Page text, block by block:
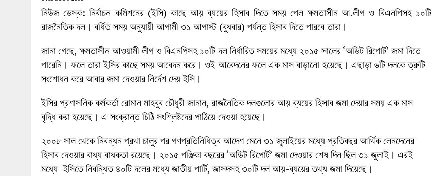
27 MAY 2026 | লোহাগড়ায় চেয়ারম্যান প্রার্থী আতিকুল ইসলামের ঈদ সামগ্রী বিতরন
1 AUGUST 2026 | লোহাগড়ায় জাল দলিলে নামজারি ॥ এসিল্যান্ড অফিসে ভয়াবহ দুর্নীতি
নিউজ ডেস্ক: নির্বাচন কমিশনের (ইসি) কাছে আয় ব্যয়ের হিসাব দিতে সময় পেল ক্ষমতাসীন আ.লীগ ও বিএনপিসহ ১০টি
রাজনৈতিক দল। বর্ধিত সময় অনুযায়ী আগামী ৩১ আগাস্ট (বুধবার) পর্যন্ত হিসাব দিতে পারবে তারা।
জানা গেছে, ক্ষমতাসীন আওয়ামী লীগ ও বিএনপিসহ ১০টি দল নির্ধারিত সময়ের মধ্যে ২০১৫ সালের ‘অডিট রিপোর্ট’ জমা দিতে
পারেনি। ফলে তারা ইসির কাছে সময় আবেদন করে। ওই আবেদনের ফলে এক মাস বাড়ানো হয়েছে। এছাড়া ৬টি দলকে ত্রুটি
সংশোধন করে আবার জমা দেওয়ার নির্দেশ দেয় ইসি।
ইসির প্রশাসনিক কর্মকর্তা রোমান মাহবুব চৌধুরী জানান, রাজনৈতিক দলগুলোর আয় ব্যয়ের হিসাব জমা দেয়ার সময় এক মাস
বৃদ্ধি করা হয়েছে। এ সংক্রান্ত চিঠি সংশ্লিষ্টদের পাঠিয়ে দেওয়া হয়েছে।
২০০৮ সাল থেকে নিবন্ধন প্রথা চালুর পর গণপ্রতিনিধিত্ব আদেশ মেনে ৩১ জুলাইয়ের মধ্যে প্রতিবছর আর্থিক লেনদেনের
হিসাব দেওয়ার বাধ্য বাধকতা রয়েছে। ২০১৫ পঞ্জিকা বছরের ‘অডিট রিপোর্ট’ জমা দেওয়ার শেষ দিন ছিল ৩১ জুলাই। এরই
মধ্যে ইসিতে নিবন্ধিত ৪০টি দলের মধ্যে জাতীয় পার্টি, জাসদসহ ৩০টি দল আয়-ব্যয়ের তথ্য জমা দিয়েছে।